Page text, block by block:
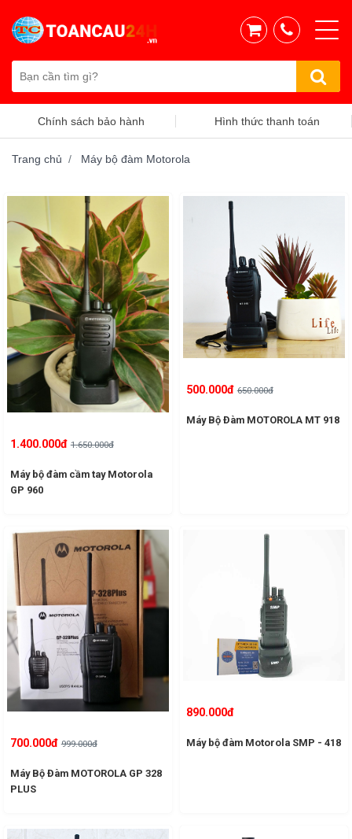
Hình thức thanh toán Chính sách vận chuyển
Trang chủ Máy bộ đàm Motorola
1.400.000đ1.650.000đ
Máy bộ đàm cầm tay Motorola
GP 960
500.000đ650.000đ
Máy Bộ Đàm MOTOROLA MT 918
700.000đ999.000đ
Máy Bộ Đàm MOTOROLA GP 328
PLUS
890.000đ
Máy bộ đàm Motorola SMP - 418